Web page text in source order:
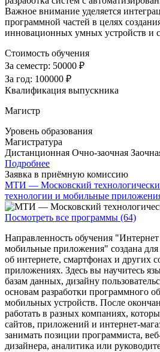
Важное внимание уделяется
программной частей в целях
инновационных умных устройств и
Стоимость обучения
За семестр: 50000 ₽
За год: 100000 ₽
Квалификация выпускника
Магистр
Уровень образования
Магистратура
Дистанционная Очно-заочная
Подробнее
Заявка в приёмную комиссию
МТИ — Московский
технологии и мобильные
Посмотреть все программы (64)
Направленность обучения
мобильные приложения" создана для
об интернете, смартфонах и других
приложениях. Здесь вы научитесь
базам данных, дизайну
основам разработки программного
мобильных устройств. После
работать в разных компаниях,
сайтов, приложений и интернет-
занимать позиции программиста,
дизайнера, аналитика или